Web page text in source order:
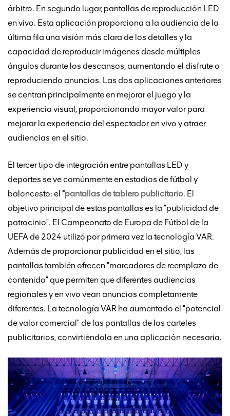
árbitro. En segundo lugar, pantallas de reproducción LED
en vivo. Esta aplicación proporciona a la audiencia de la
última fila una visión más clara de los detalles y la
capacidad de reproducir imágenes desde múltiples
ángulos durante los descansos, aumentando el disfrute o
reproduciendo anuncios. Las dos aplicaciones anteriores
se centran principalmente en mejorar el juego y la
experiencia visual, proporcionando mayor valor para
mejorar la experiencia del espectador en vivo y atraer
audiencias en el sitio.
El tercer tipo de integración entre pantallas LED y
deportes se ve comúnmente en estadios de fútbol y
baloncesto: el "pantallas de tablero publicitario. El
objetivo principal de estas pantallas es la "publicidad de
patrocinio". El Campeonato de Europa de Fútbol de la
UEFA de 2024 utilizó por primera vez la tecnología VAR.
Además de proporcionar publicidad en el sitio, las
pantallas también ofrecen "marcadores de reemplazo de
contenido" que permiten que diferentes audiencias
regionales y en vivo vean anuncios completamente
diferentes. La tecnología VAR ha aumentado el "potencial
de valor comercial" de las pantallas de los carteles
publicitarios, convirtiéndola en una aplicación necesaria.